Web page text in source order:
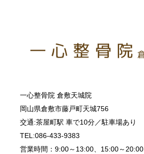
一心整骨院 倉敷天城院
岡山県倉敷市藤戸町天城756
交通:茶屋町駅 車で10分／駐車場あり
TEL:086-433-9383
営業時間：9:00～13:00、15:00～20:00